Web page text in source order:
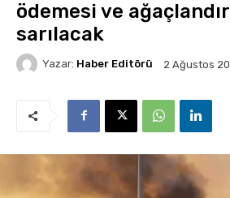
ödemesi ve
sarılacak
Yazar: Haber Editörü 2 Ağustos